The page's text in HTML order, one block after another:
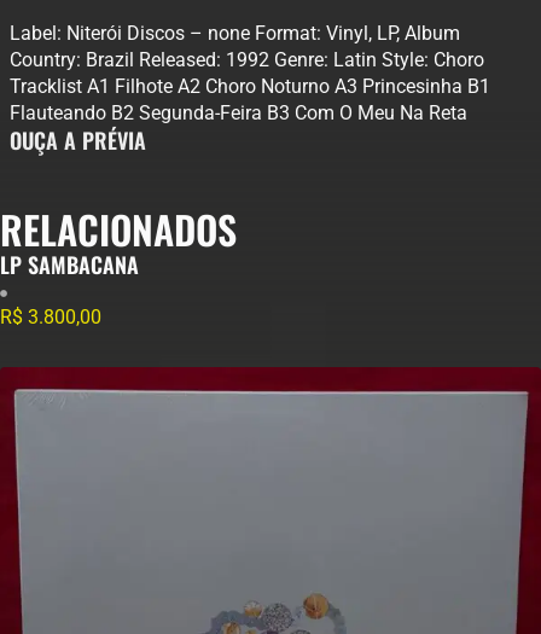
Label: Niterói Discos – none Format: Vinyl, LP, Album
Country: Brazil Released: 1992 Genre: Latin Style: Choro
Tracklist A1 Filhote A2 Choro Noturno A3 Princesinha B1
Flauteando B2 Segunda-Feira B3 Com O Meu Na Reta
OUÇA A PRÉVIA
RELACIONADOS
LP SAMBACANA
R$ 3.800,00